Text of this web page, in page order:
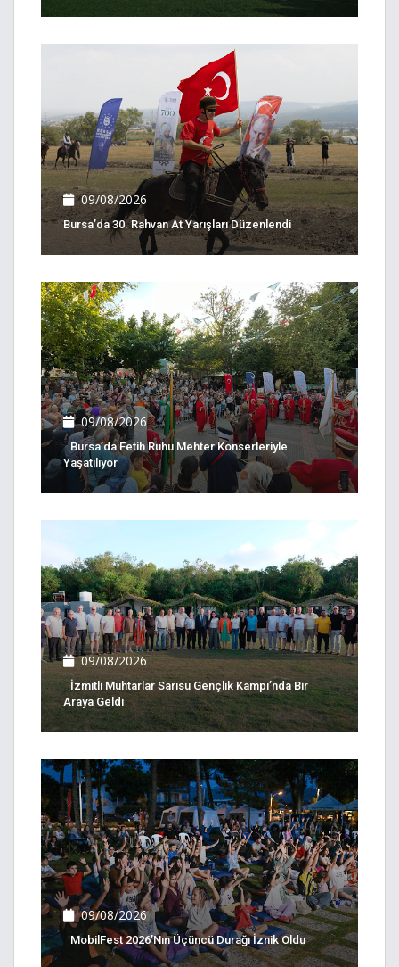
09/08/2026
Bursa’da 30. Rahvan At Yarışları Düzenlendi
09/08/2026
Bursa’da Fetih Ruhu Mehter Konserleriyle
Yaşatılıyor
09/08/2026
İzmitli Muhtarlar Sarısu Gençlik Kampı’nda Bir
Araya Geldi
09/08/2026
MobilFest 2026’nın Üçüncü Durağı İznik Oldu